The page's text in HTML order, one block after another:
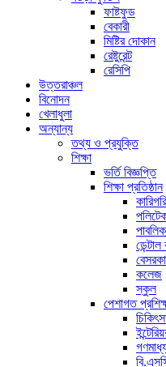
ফাষ্টফুড
বেকারী
মিষ্টির দোকান
রেষ্টুরেন্ট
রেসিপি
উত্তরাঞ্চল
বিনোদন
খেলাধুলা
অন্যান্য
তথ্য ও প্রযুক্তি
শিক্ষা
ভর্তি বিজ্ঞপ্তি
শিক্ষা প্রতিষ্ঠান
কলেজ
স্কুল
পেশাগত